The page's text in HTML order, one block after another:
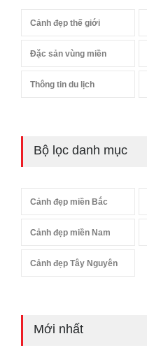
Cảnh đẹp thế giới
Đặc sản vùng miền
Thông tin du lịch
Bộ lọc danh mục
Cảnh đẹp miền Bắc
Cảnh đẹp miền Nam
Cảnh đẹp Tây Nguyên
Mới nhất